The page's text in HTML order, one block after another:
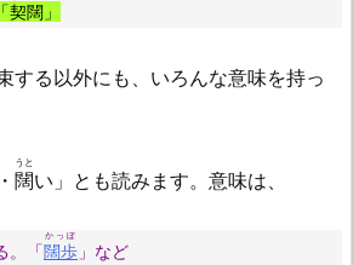
契闊 」
する以外にも、いろんな意味を持っ
闊
うと
い」とも読みます。意味は、
。「闊歩
かっぽ
」など